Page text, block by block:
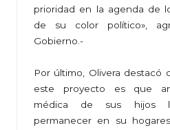
prioridad en la agenda de
de su color político»,
Gobierno.-
Por último, Olivera destacó
este proyecto es que
médica de sus hijos
permanecer en su